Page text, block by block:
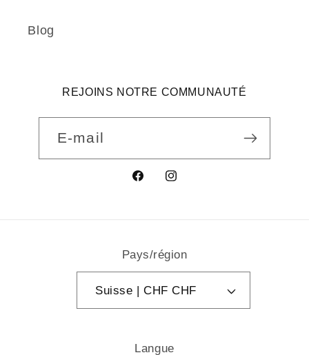
Blog
REJOINS NOTRE COMMUNAUTÉ
E-mail
FacebookInstagram
Pays/région
Suisse | CHF CHF
Langue